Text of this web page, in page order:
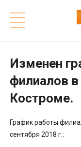
Изменен
филиалов
Костроме.
График работы
сентября 2018 г.: